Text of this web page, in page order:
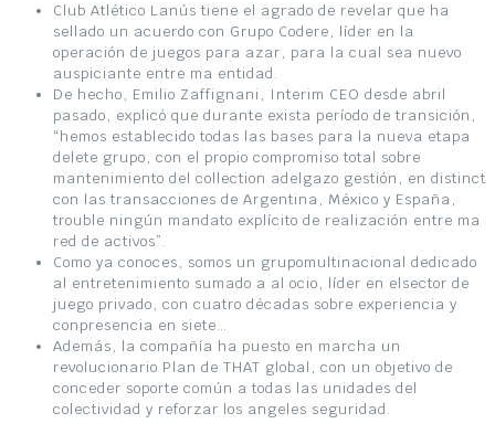
Club Atlético Lanús tiene el agrado de revelar que ha
sellado un acuerdo con Grupo Codere, líder en la
operación de juegos para azar, para la cual sea nuevo
auspiciante entre ma entidad.
De hecho, Emilio Zaffignani, Interim CEO desde abril
pasado, explicó que durante exista período de transición,
“hemos establecido todas las bases para la nueva etapa
delete grupo, con el propio compromiso total sobre
mantenimiento del collection adelgazo gestión, en distinct
con las transacciones de Argentina, México y España,
trouble ningún mandato explícito de realización entre ma
red de activos”.
Como ya conoces, somos un grupomultinacional dedicado
al entretenimiento sumado a al ocio, líder en elsector de
juego privado, con cuatro décadas sobre experiencia y
conpresencia en siete…
Además, la compañía ha puesto en marcha un
revolucionario Plan de THAT global, con un objetivo de
conceder soporte común a todas las unidades del
colectividad y reforzar los angeles seguridad.